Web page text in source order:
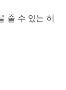
줄 수 있는 허